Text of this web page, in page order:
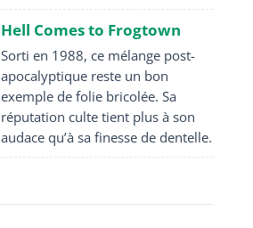
Hell Comes to Frogtown
Sorti en 1988, ce mélange post-
apocalyptique reste un bon
exemple de folie bricolée. Sa
réputation culte tient plus à son
audace qu’à sa finesse de dentelle.